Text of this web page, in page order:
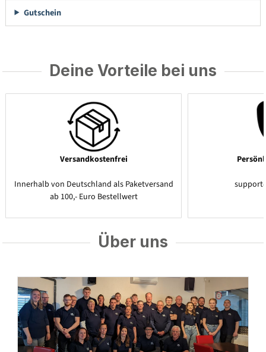
Gutschein
Deine Vorteile bei uns
Versandkostenfrei
Innerhalb von Deutschland als Paketversand
ab 100,- Euro Bestellwert
Über uns